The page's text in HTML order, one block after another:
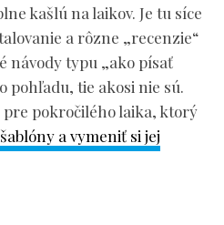
kašlú na laikov. Je tu síce
a rôzne „recenzie“
návody typu „ako písať
pohľadu, tie akosi nie sú.
pre pokročilého laika, ktorý
a vymeniť si jej